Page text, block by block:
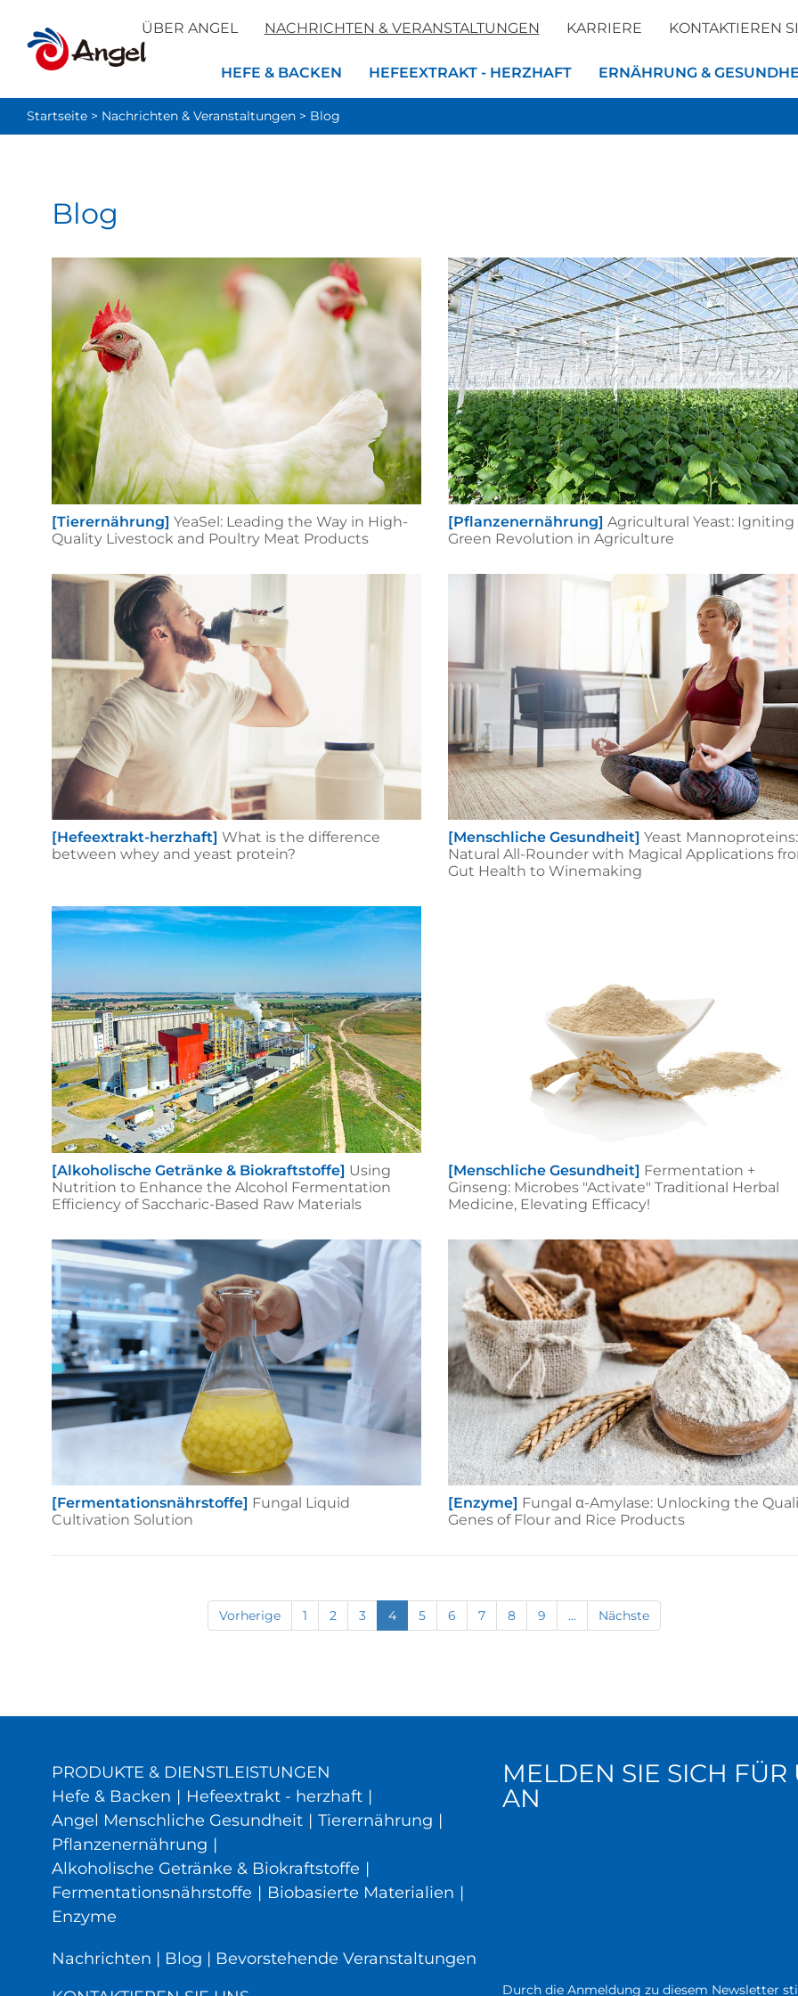
ÜBER ANGEL NACHRICHTEN & VERANSTALTUNGEN KARRIERE KONTAKTIEREN
HEFE & BACKEN HEFEEXTRAKT - HERZHAFT ERNÄHRUNG &
Startseite > Nachrichten & Veranstaltungen > Blog
Blog
[Tierernährung] YeaSel: Leading the Way in High-
Quality Livestock and Poultry Meat Products
[Pflanzenernährung] Agricultural Yeast: Igniting
Green Revolution in Agriculture
[Hefeextrakt-herzhaft] What is the difference
between whey and yeast protein?
[Menschliche Gesundheit] Yeast
Natural All-Rounder with Magical Applications
Gut Health to Winemaking
[Alkoholische Getränke & Biokraftstoffe] Using
Nutrition to Enhance the Alcohol Fermentation
Efficiency of Saccharic-Based Raw Materials
[Menschliche Gesundheit] Fermentation +
Ginseng: Microbes "Activate" Traditional Herbal
Medicine, Elevating Efficacy!
[Fermentationsnährstoffe] Fungal Liquid
Cultivation Solution
[Enzyme] Fungal α-Amylase: Unlocking the
Genes of Flour and Rice Products
Vorherige 1 2 3 4 5 6 7 8 9 ... Nächste
PRODUKTE & DIENSTLEISTUNGEN
Hefe & Backen | Hefeextrakt - herzhaft |
Angel Menschliche Gesundheit | Tierernährung |
Pflanzenernährung |
Alkoholische Getränke & Biokraftstoffe |
Fermentationsnährstoffe | Biobasierte Materialien |
Enzyme
Nachrichten | Blog | Bevorstehende Veranstaltungen
MELDEN SIE SICH
AN
Durch die Anmeldung zu diesem Newsletter